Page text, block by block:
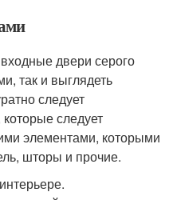
двери серого
так и выглядеть
следует
следует
элементами, которыми
шторы и прочие.